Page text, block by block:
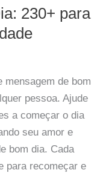
230+ para
mensagem de bom
pessoa. Ajude
a começar o dia
seu amor e
bom dia. Cada
para recomeçar e